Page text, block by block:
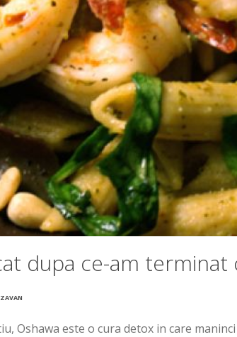
dupa ce-am terminat
Oshawa este o cura detox in care